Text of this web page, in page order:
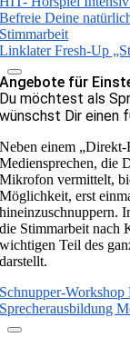
Befreie Deine
Stimmarbeit
Linklater Fresh-Up
Angebote für
Du möchtest als
wünschst Dir einen
Neben einem „Direkt-
Mediensprechen, die
Mikrofon vermittelt,
Möglichkeit, erst
hineinzuschnuppern.
die Stimmarbeit nach
wichtigen Teil des
darstellt.
Schnupper-Workshop
Sprecherausbildung